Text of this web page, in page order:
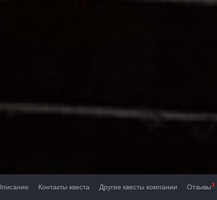
Контакты квеста Другие квесты компании Отзывы3